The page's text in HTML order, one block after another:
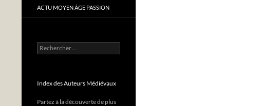
ACTU MOYEN ÂGE PASSION
Rechercher :
Index des Auteurs Médiévaux
Partez à la découverte de plus